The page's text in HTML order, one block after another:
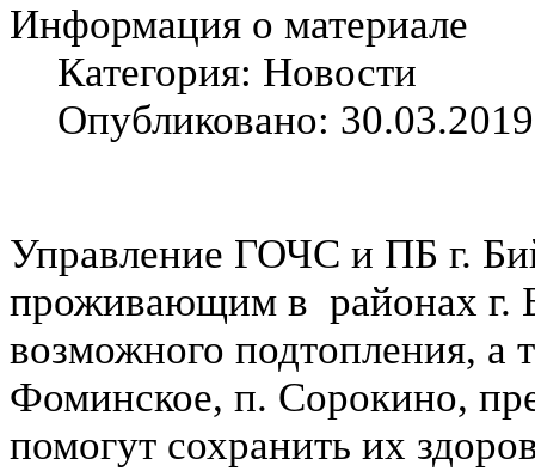
Информация о материале
Категория: Новости
Опубликовано:
Управление ГОЧС и ПБ г.
проживающим в районах г.
возможного подтопления, а
Фоминское, п. Сорокино,
помогут сохранить их